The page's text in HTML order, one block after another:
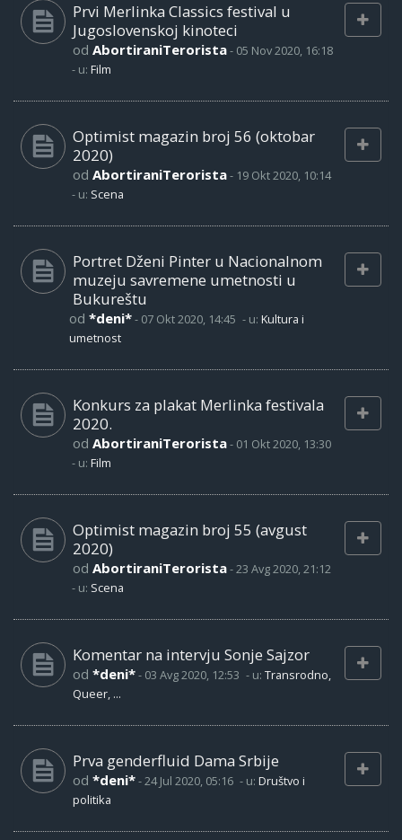
Prvi Merlinka Classics festival u
Jugoslovenskoj kinoteci
od AbortiraniTerorista- 05 Nov 2020, 16:18
- u: Film
Optimist magazin broj 56 (oktobar
2020)
od AbortiraniTerorista- 19 Okt 2020, 10:14
- u: Scena
Portret Dženi Pinter u Nacionalnom
muzeju savremene umetnosti u
Bukureštu
od *deni*- 07 Okt 2020, 14:45 - u: Kultura i
umetnost
Konkurs za plakat Merlinka festivala
2020.
od AbortiraniTerorista- 01 Okt 2020, 13:30
- u: Film
Optimist magazin broj 55 (avgust
2020)
od AbortiraniTerorista-23 Avg 2020, 21:12
- u: Scena
Komentar na intervju Sonje Sajzor
od *deni*- 03 Avg 2020, 12:53 - u: Transrodno,
Queer, ...
Prva genderfluid Dama Srbije
od *deni*-24 Jul 2020, 05:16 - u: Društvo i
politika